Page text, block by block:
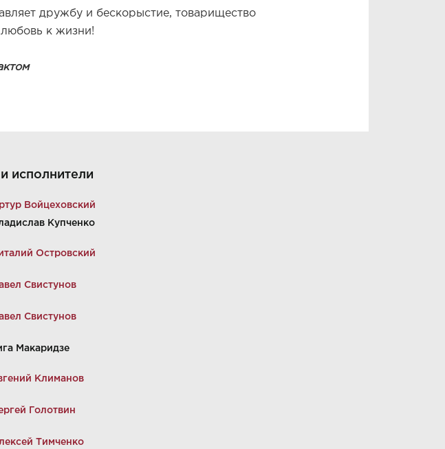
дружбу и бескорыстие, товарищество
любовь к жизни!
исполнители
Войцеховский
Купченко
Островский
Свистунов
Свистунов
Макаридзе
Климанов
Голотвин
Тимченко